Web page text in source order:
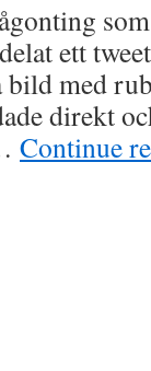
ett
med
direkt
Continue